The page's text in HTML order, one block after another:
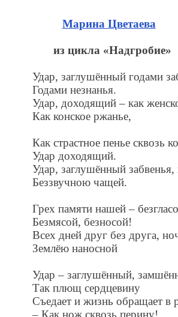
Марина Цветаева
из цикла «Надгробие»
Удар, заглушённый годами
Годами незнанья.
Удар, доходящий – как
Как конское ржанье,
Как страстное пенье сквозь
Удар доходящий.
Удар, заглушённый забвенья,
Беззвучною чащей.
Грех памяти нашей –
Безмясой, безносой!
Всех дней друг без друга,
Землёю наносной
Удар – заглушённый,
Так плющ сердцевину
Съедает и жизнь обращает